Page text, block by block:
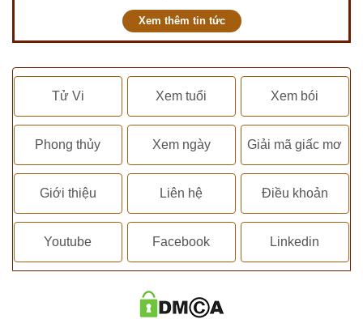
Xem thêm tin tức
Tử Vi Xem tuổi Xem bói
Phong thủy Xem ngày Giải mã giấc mơ
Giới thiệu Liên hệ Điều khoản
Youtube Facebook Linkedin